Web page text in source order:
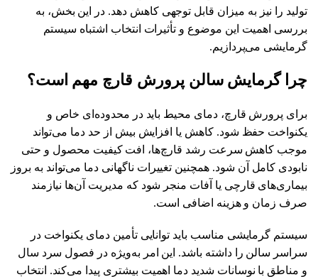
تولید را نیز به میزان قابل توجهی کاهش دهد. در این بخش، به
بررسی اهمیت این موضوع و تأثیرات انتخاب اشتباه سیستم
گرمایشی می‌پردازیم.
چرا گرمایش سالن پرورش قارچ مهم است؟
برای پرورش قارچ، دمای محیط باید در محدوده‌ای خاص و
یکنواخت حفظ شود. کاهش یا افزایش بیش از حد دما می‌تواند
موجب کاهش سرعت رشد قارچ‌ها، افت کیفیت محصول و حتی
نابودی کامل آن شود. همچنین تغییرات ناگهانی دما می‌تواند به بروز
بیماری‌های قارچی یا آفات منجر شود که مدیریت آن‌ها نیازمند
صرف زمان و هزینه اضافی است.
سیستم گرمایشی مناسب باید توانایی تأمین دمای یکنواخت در
سراسر سالن را داشته باشد. این امر به‌ویژه در فصول سرد سال
و مناطق با نوسانات شدید دما اهمیت بیشتری پیدا می‌کند. انتخاب